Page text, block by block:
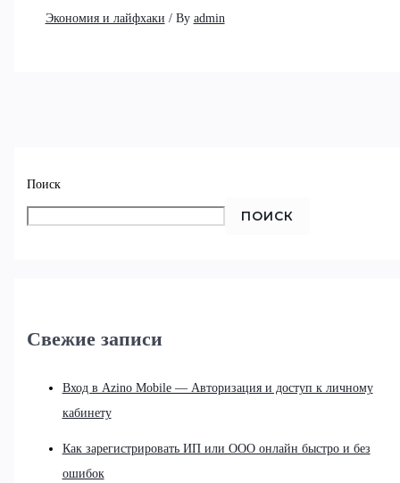
Поиск
ПОИСК
Свежие записи
Вход в Azino Mobile — Авторизация и доступ к личному
кабинету
Как зарегистрировать ИП или ООО онлайн быстро и без
ошибок
Экономия и лайфхаки / By admin